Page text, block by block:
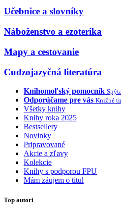
Učebnice a slovníky
Náboženstvo a ezoterika
Mapy a cestovanie
Cudzojazyčná literatúra
Knihomoľský pomocník
Odporúčame pre vás Knižné
Všetky knihy
Knihy roka 2025
Bestsellery
Novinky
Pripravované
Akcie a zľavy
Kolekcie
Knihy s podporou FPU
Mám záujem o titul
Top autori